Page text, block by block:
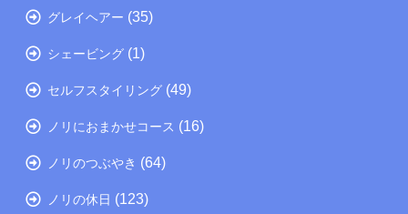
グレイヘアー (35)
シェービング (1)
セルフスタイリング (49)
ノリにおまかせコース (16)
ノリのつぶやき (64)
ノリの休日 (123)